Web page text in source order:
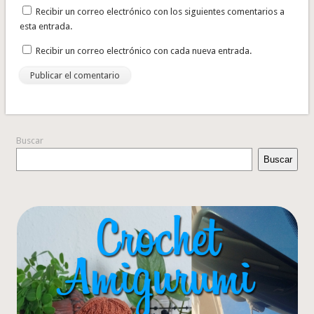
Recibir un correo electrónico con los siguientes comentarios a
esta entrada.
Recibir un correo electrónico con cada nueva entrada.
Buscar
Buscar